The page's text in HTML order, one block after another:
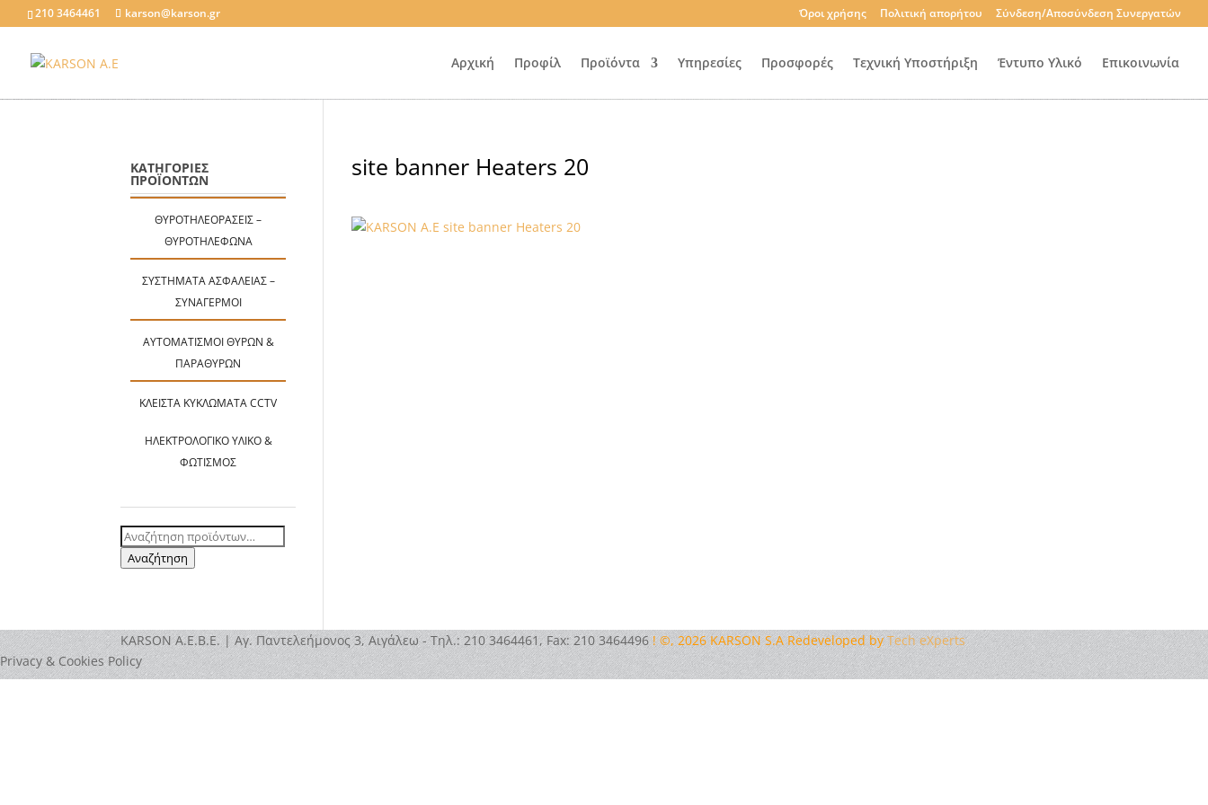
210 3464461 karson@karson.gr Όροι χρήσης Πολιτική απορήτου Σύνδεση/Αποσύνδεση Συνεργατών
Αρχική Προφίλ Προϊόντα Υπηρεσίες Προσφορές Τεχνική Υποστήριξη Έντυπο Υλικό Επικοινωνία
site banner Heaters 20
ΚΑΤΗΓΟΡΙΕΣ
ΠΡΟΪΟΝΤΩΝ
ΘΥΡΟΤΗΛΕΟΡΆΣΕΙΣ –
ΘΥΡΟΤΗΛΈΦΩΝΑ
ΣΥΣΤΉΜΑΤΑ ΑΣΦΑΛΕΊΑΣ –
ΣΥΝΑΓΕΡΜΟΊ
ΑΥΤΟΜΑΤΙΣΜΟΊ ΘΥΡΏΝ &
ΠΑΡΑΘΎΡΩΝ
ΚΛΕΙΣΤΆ ΚΥΚΛΏΜΑΤΑ CCTV
ΗΛΕΚΤΡΟΛΟΓΙΚΌ ΥΛΙΚΌ &
ΦΩΤΙΣΜΌΣ
Αναζήτηση
για:
Αναζήτηση
ΚΑRSOΝ Α.E.B.E. | Αγ. Παντελεήμονος 3, Αιγάλεω - Τηλ.: 210 3464461, Fax: 210 3464496! ©, 2026 KARSON S.A Redeveloped byTech eXperts
Privacy & Cookies Policy